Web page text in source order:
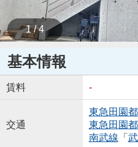
1 / 4
基本情報
賃料 -
交通
東急田園
東急田園
南武線 「